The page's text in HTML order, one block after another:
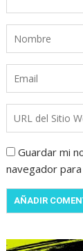
Guardar mi
navegador